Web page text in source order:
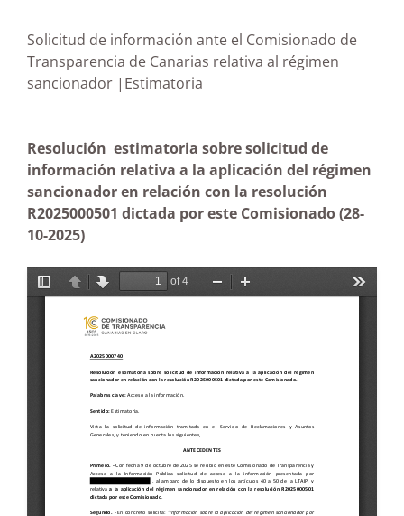
Solicitud de información ante el Comisionado de
Transparencia de Canarias relativa al régimen
sancionador |Estimatoria
Resolución estimatoria sobre solicitud de
información relativa a la aplicación del régimen
sancionador en relación con la resolución
R2025000501 dictada por este Comisionado(28-
10-2025)